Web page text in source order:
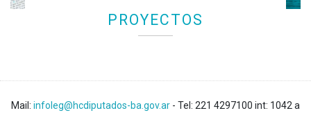
PROYECTOS
Mail: infoleg@hcdiputados-ba.gov.ar - Tel: 221 4297100 int: 1042 a